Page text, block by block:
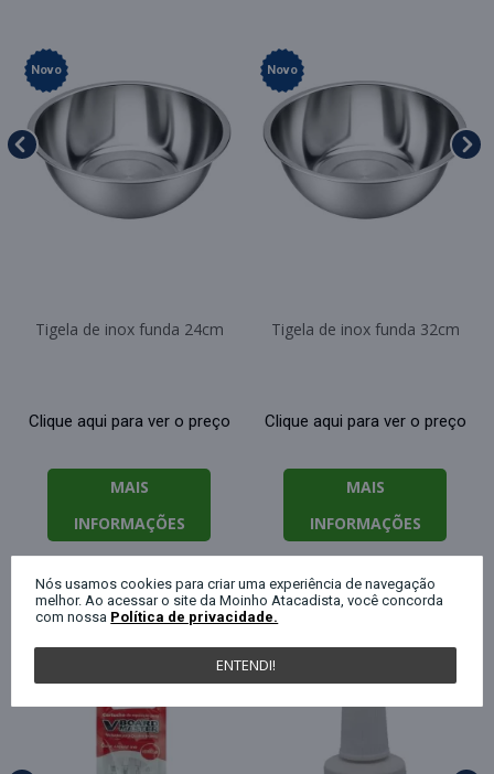
Novo
Tigela de inox funda 24cm
Clique aqui para ver o preço
MAIS
INFORMAÇÕES
Novo
Tigela de inox funda 32cm
Clique aqui para ver o preço
MAIS
INFORMAÇÕES
QUEM COMPROU ESTE PRODUTO,
Nós usamos cookies para criar uma experiência de navegação
melhor. Ao acessar o site da Moinho Atacadista, você concorda
com nossa Política de privacidade.
ENTENDI!